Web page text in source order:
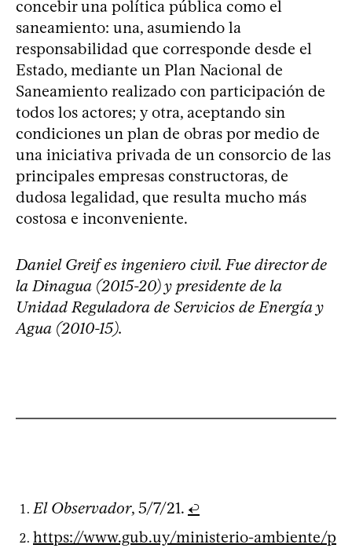
concebir una política pública como el
saneamiento: una, asumiendo la
responsabilidad que corresponde desde el
Estado, mediante un Plan Nacional de
Saneamiento realizado con participación de
todos los actores; y otra, aceptando sin
condiciones un plan de obras por medio de
una iniciativa privada de un consorcio de las
principales empresas constructoras, de
dudosa legalidad, que resulta mucho más
costosa e inconveniente.
Daniel Greif es ingeniero civil. Fue director de
la Dinagua (2015-20) y presidente de la
Unidad Reguladora de Servicios de Energía y
Agua (2010-15).
El Observador, 5/7/21. ↩
https://www.gub.uy/ministerio-ambiente/p